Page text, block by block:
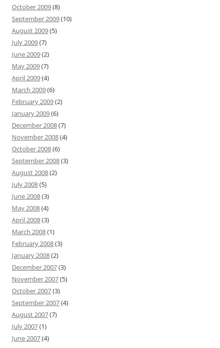
October 2009(8)
September 2009(10)
August 2009(5)
July 2009(7)
June 2009(2)
May 2009(7)
April 2009(4)
March 2009(6)
February 2009(2)
January 2009(6)
December 2008(7)
November 2008(4)
October 2008(6)
September 2008(3)
August 2008(2)
July 2008(5)
June 2008(3)
May 2008(4)
April 2008(3)
March 2008(1)
February 2008(3)
January 2008(2)
December 2007(3)
November 2007(5)
October 2007(3)
September 2007(4)
August 2007(7)
July 2007(1)
June 2007(4)